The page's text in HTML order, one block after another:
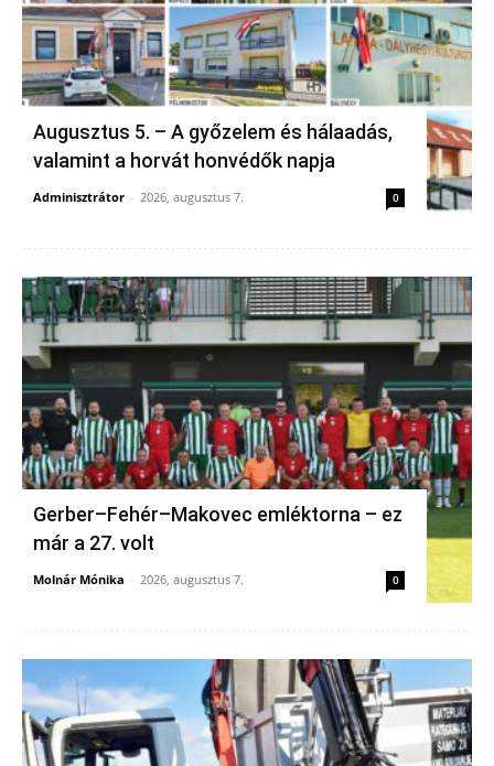
Augusztus 5. – A győzelem és hálaadás,
valamint a horvát honvédők napja
Adminisztrátor - 2026, augusztus 7. 0
Gerber–Fehér–Makovec emléktorna – ez
már a 27. volt
Molnár Mónika - 2026, augusztus 7. 0